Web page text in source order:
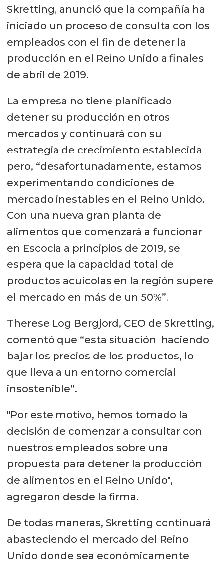
Skretting, anunció que la compañía ha
iniciado un proceso de consulta con los
empleados con el fin de detener la
producción en el Reino Unido a finales
de abril de 2019.
La empresa no tiene planificado
detener su producción en otros
mercados y continuará con su
estrategia de crecimiento establecida
pero, “desafortunadamente, estamos
experimentando condiciones de
mercado inestables en el Reino Unido.
Con una nueva gran planta de
alimentos que comenzará a funcionar
en Escocia a principios de 2019, se
espera que la capacidad total de
productos acuícolas en la región supere
el mercado en más de un 50%”.
Therese Log Bergjord, CEO de Skretting,
comentó que “esta situación haciendo
bajar los precios de los productos, lo
que lleva a un entorno comercial
insostenible”.
"Por este motivo, hemos tomado la
decisión de comenzar a consultar con
nuestros empleados sobre una
propuesta para detener la producción
de alimentos en el Reino Unido",
agregaron desde la firma.
De todas maneras, Skretting continuará
abasteciendo el mercado del Reino
Unido donde sea económicamente